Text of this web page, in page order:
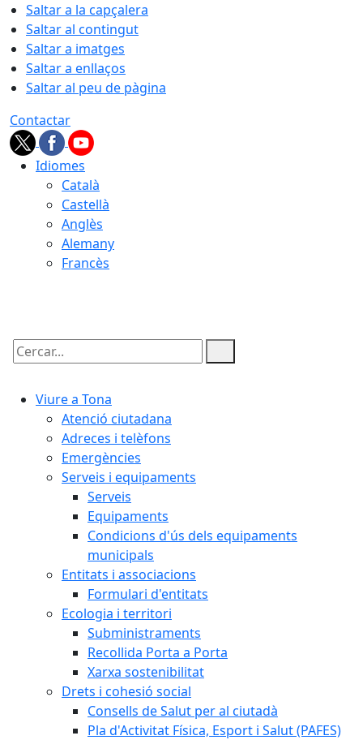
Saltar a la capçalera
Saltar al contingut
Saltar a imatges
Saltar a enllaços
Saltar al peu de pàgina
Contactar
Idiomes
Català
Castellà
Anglès
Alemany
Francès
Cercar:
Viure a Tona
Atenció ciutadana
Adreces i telèfons
Emergències
Serveis i equipaments
Serveis
Equipaments
Condicions d'ús dels equipaments
municipals
Entitats i associacions
Formulari d'entitats
Ecologia i territori
Subministraments
Recollida Porta a Porta
Xarxa sostenibilitat
Drets i cohesió social
Consells de Salut per al ciutadà
Pla d'Activitat Física, Esport i Salut (PAFES)